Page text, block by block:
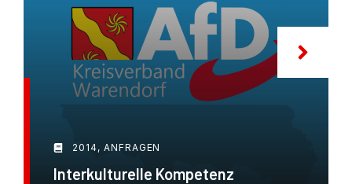
2014, ANFRAGEN
Interkulturelle Kompetenz